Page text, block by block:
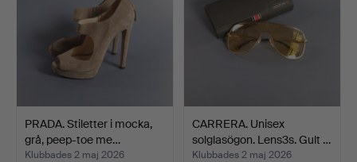
PRADA. Stiletter i mocka,
grå, peep-toe me…
Klubbades 2 maj 2026
CARRERA. Unisex
solglasögon. Lens3s. Gult …
Klubbades 2 maj 2026